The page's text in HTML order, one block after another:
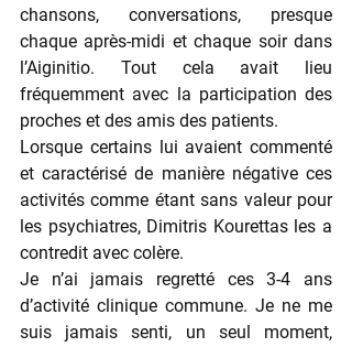
chansons, conversations, presque
chaque après-midi et chaque soir dans
l’Aiginitio. Tout cela avait lieu
fréquemment avec la participation des
proches et des amis des patients.
Lorsque certains lui avaient commenté
et caractérisé de manière négative ces
activités comme étant sans valeur pour
les psychiatres, Dimitris Kourettas les a
contredit avec colère.
Je n’ai jamais regretté ces 3-4 ans
d’activité clinique commune. Je ne me
suis jamais senti, un seul moment,